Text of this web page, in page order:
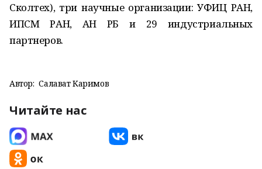
Сколтех), три научные организации: УФИЦ РАН,
ИПСМ РАН, АН РБ и 29 индустриальных
партнеров.
Автор: Салават Каримов
Читайте нас